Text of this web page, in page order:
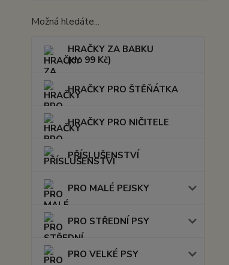
Možná hledáte...
HRAČKY ZA BABKU
(do 99 Kč)
HRAČKY PRO ŠTĚŇÁTKA
HRAČKY PRO NIČITELE
PŘÍSLUŠENSTVÍ
PRO MALÉ PEJSKY
PRO STŘEDNÍ PSY
PRO VELKÉ PSY